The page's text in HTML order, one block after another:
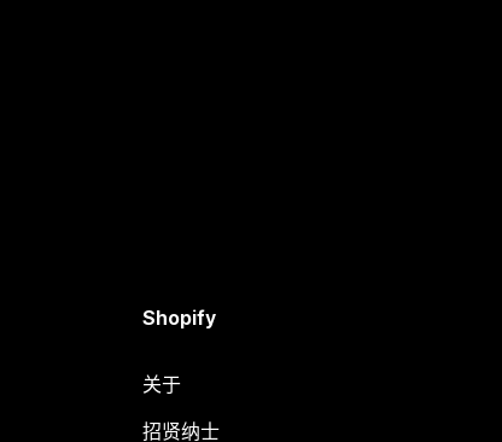
Shopify
关于
招贤纳士